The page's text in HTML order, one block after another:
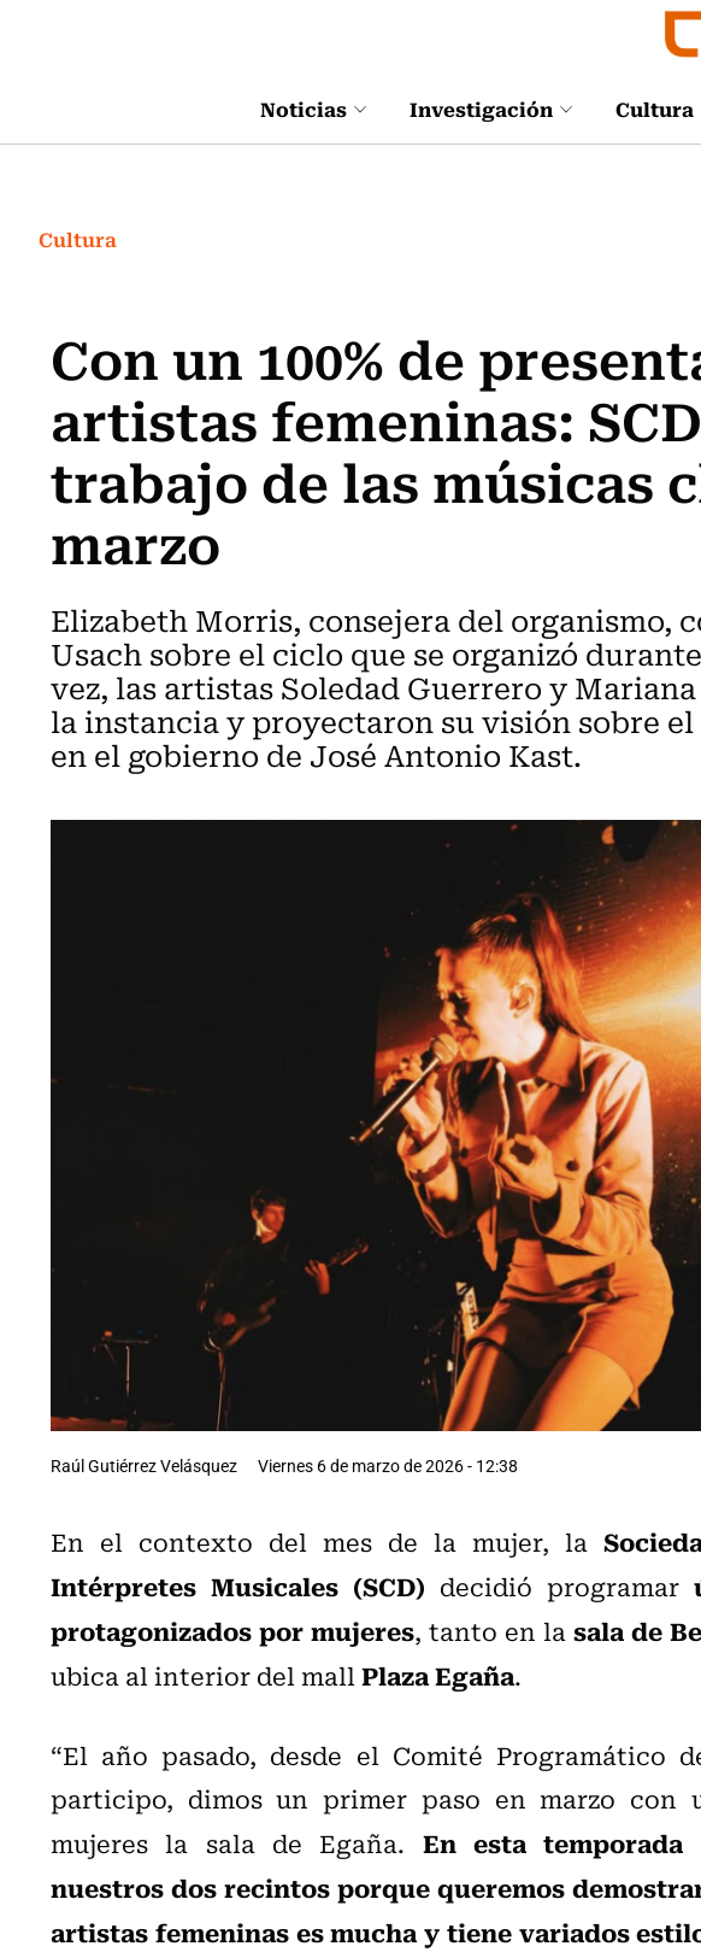
Noticias Investigación Cultura
Cultura
Con un 100% de
artistas femeninas:
trabajo de las músicas
marzo
Elizabeth Morris, consejera del organismo,
Usach sobre el ciclo que se organizó
vez, las artistas Soledad Guerrero y
la instancia y proyectaron su visión sobre
en el gobierno de José Antonio Kast.
Raúl Gutiérrez Velásquez Viernes 6 de marzo de 2026 - 12:38
En el contexto del mes de la mujer, la
Intérpretes Musicales (SCD) decidió programar
protagonizados por mujeres, tanto en lasala de
ubica al interior del mallPlaza Egaña.
“El año pasado, desde el Comité Programático
participo, dimos un primer paso en marzo con
mujeres la sala de Egaña. En esta
nuestros dos recintos porque queremos
artistas femeninas es mucha y tiene variados